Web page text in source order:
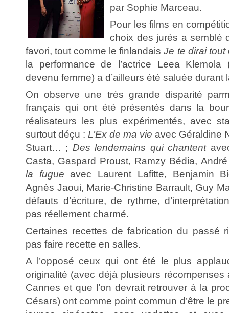
par Sophie Marceau.
Pour les films en
choix des jurés a semblé
favori, tout comme le finlandaisJe te dirai tout
la performance de l’actrice Leea
devenu femme) a d’ailleurs été saluée durant
On observe une très grande disparité
français qui ont été présentés dans la
réalisateurs les plus expérimentés, avec
surtout déçu : L’Ex de ma vie avec Géraldine
Stuart… ; Des lendemains qui chantent
Casta, Gaspard Proust, Ramzy Bédia,
la fugue avec Laurent Lafitte, Benjamin
Agnès Jaoui, Marie-Christine Barrault, Guy
défauts d’écriture, de rythme,
pas réellement charmé.
Certaines recettes de fabrication du passé
pas faire recette en salles.
A l’opposé ceux qui ont été le plus
originalité (avec déjà plusieurs
Cannes et que l’on devrait retrouver à la
Césars) ont comme point commun d’être le